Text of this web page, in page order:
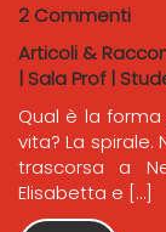
2 Commenti
Articoli &
| Sala Prof|
Qual è la
vita? La
trascorsa a
Elisabetta e […]